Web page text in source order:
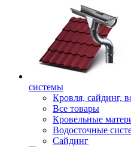
системы
Кровля, сайдинг,
Все товары
Кровельные
Водосточные
Сайдинг